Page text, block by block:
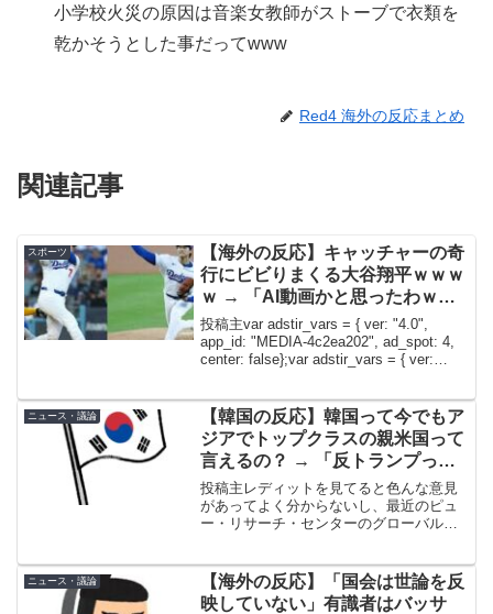
小学校火災の原因は音楽女教師がストーブで衣類を
乾かそうとした事だってwww
Red4 海外の反応まとめ
関連記事
スポーツ
【海外の反応】キャッチャーの奇
行にビビりまくる大谷翔平ｗｗｗ
ｗ → 「AI動画かと思ったわｗ」
「実況も何が起きたのかわからず
困惑してたなｗ」
投稿主var adstir_vars = { ver: "4.0",
app_id: "MEDIA-4c2ea202", ad_spot: 4,
center: false};var adstir_vars = { ver:
ニュース・議論
【韓国の反応】韓国って今でもア
ジアでトップクラスの親米国って
言えるの？ → 「反トランプって
だけで基本かなりの親米だぞ」
「韓国が中国側につくことはあり
えない」
投稿主レディットを見てると色んな意見
があってよく分からないし、最近のピュ
ー・リサーチ・センターのグローバル世
かりやすくストレートな答えを教えてく
れ。 (adsbygoo...
ニュース・議論
【海外の反応】「国会は世論を反
映していない」有識者はバッサ